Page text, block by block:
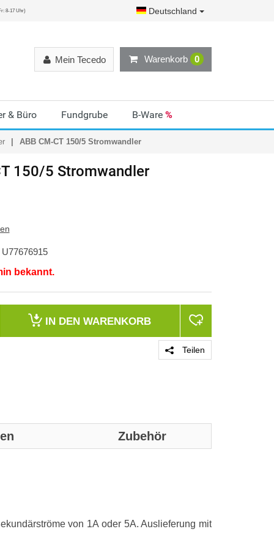
8-17 Uhr) Deutschland
Warenkorb 0
Mein Tecedo
& Büro Fundgrube B-Ware %
ABB CM-CT 150/5 Stromwandler
150/5 Stromwandler
U77676915
bekannt.
IN DEN WARENKORB
Teilen
Zubehör
von 1A oder 5A. Auslieferung mit